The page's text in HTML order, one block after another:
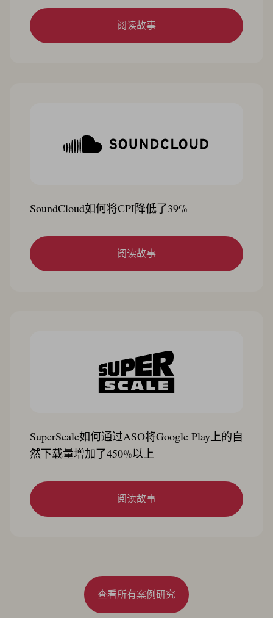
阅读故事
SoundCloud如何将CPI降低了39%
阅读故事
SuperScale如何通过ASO将Google Play上的自
然下载量增加了450%以上
阅读故事
查看所有案例研究